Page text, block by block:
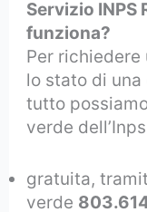
Servizio INPS
funziona?
Per richiedere
lo stato di una
tutto
verde
gratuita,
verde